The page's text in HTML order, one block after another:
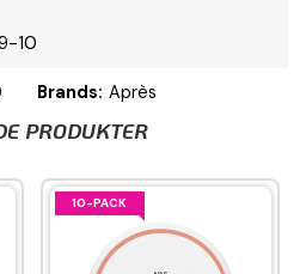
10
Brands: Après
PRODUKTER
10-PACK